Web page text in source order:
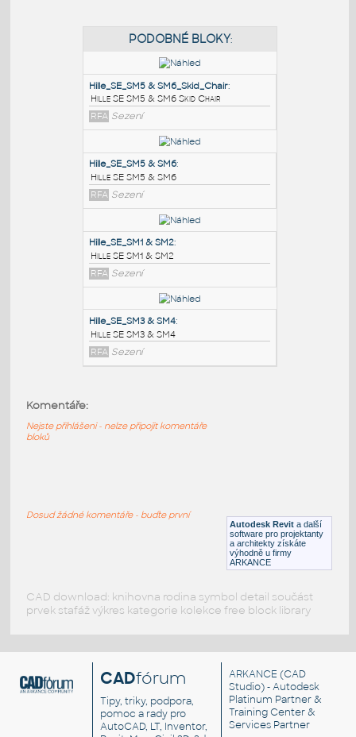
PODOBNÉ BLOKY
Hille_SE_SM5 & SM6_Skid_Chair
Hille SE SM5 & SM6 Skid Chair
RFA Sezení
Hille_SE_SM5 & SM6:
Hille SE SM5 & SM6
RFA Sezení
Hille SE SM1 & SM2
Hille SE SM3 & SM4
Autodesk Revit a další
software pro projektanty
a architekty získáte
výhodně u firmy
ARKANCE
Komentáře:
Nejste přihlášeni - nelze připojit komentáře
bloků
Dosud žádné komentáře - buďte první
CAD download: knihovna rodina symbol detail součást
prvek stafáž výkres kategorie kolekce free block library
CADfórum
Tipy, triky, podpora,
pomoc a rady pro
AutoCAD, LT, Inventor,
ARKANCE (CAD
Studio) - Autodesk
Platinum Partner &
Training Center &
Services Partner